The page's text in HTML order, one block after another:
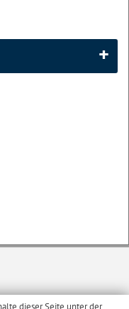
dieser Seite unter der